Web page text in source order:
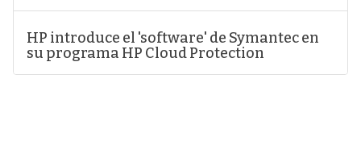
HP introduce el 'software' de Symantec en
su programa HP Cloud Protection